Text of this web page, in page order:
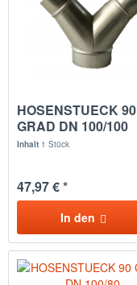
HOSENSTUECK 90
GRAD DN 100/100
Inhalt 1 Stück
47,97 € *
In den